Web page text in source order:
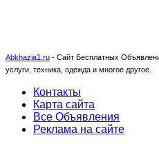
Abkhazia1.ru - Сайт Бесплатных
услуги, техника, одежда и многое другое.
Контакты
Карта сайта
Все Объявления
Реклама на сайте